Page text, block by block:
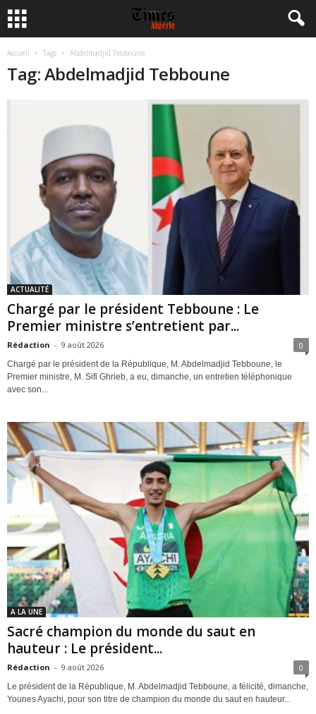
Accueil Tags Abdelmadjid Tebboune
Tag: Abdelmadjid Tebboune
ACTUALITÉ
Chargé par le président Tebboune : Le
Premier ministre s’entretient par...
Rédaction - 9 août 2026 0
Chargé par le président de la République, M. Abdelmadjid Tebboune, le
Premier ministre, M. Sifi Ghrieb, a eu, dimanche, un entretien téléphonique
avec son...
A LA UNE
Sacré champion du monde du saut en
hauteur : Le président...
Rédaction - 9 août 2026 0
Le président de la République, M. Abdelmadjid Tebboune, a félicité, dimanche,
Younes Ayachi, pour son titre de champion du monde du saut en hauteur...